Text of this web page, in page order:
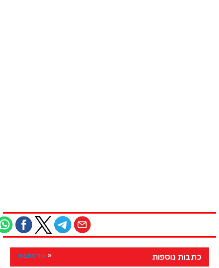
כתבות נוספות עוד כתבות